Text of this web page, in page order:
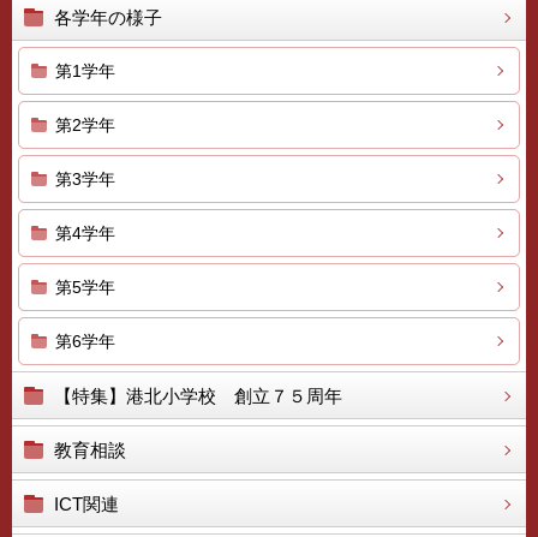
各学年の様子
第1学年
第2学年
第3学年
第4学年
第5学年
第6学年
【特集】港北小学校 創立７５周年
教育相談
ICT関連